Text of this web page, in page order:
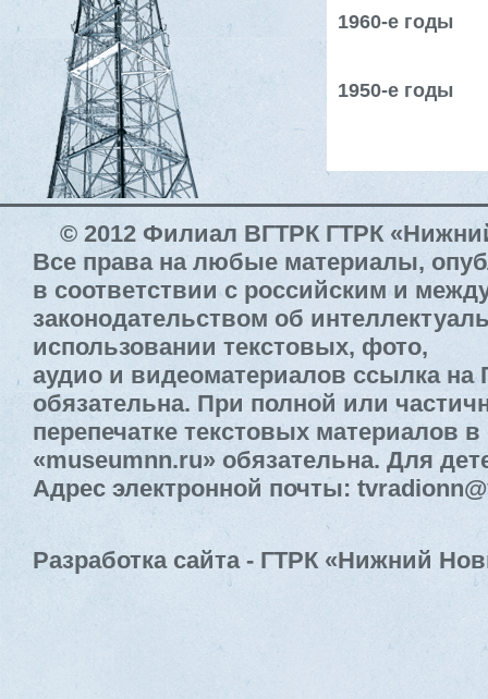
1960-е годы
1950-е годы
© 2012 Филиал ВГТРК ГТРК
Все права на любые материалы,
в соответствии с российским и
законодательством об
использовании текстовых, фото,
аудио и видеоматериалов ссылка
обязательна. При полной или
перепечатке текстовых материалов
«museumnn.ru» обязательна. Для
Адрес электронной почты:
Разработка сайта - ГТРК «Нижний